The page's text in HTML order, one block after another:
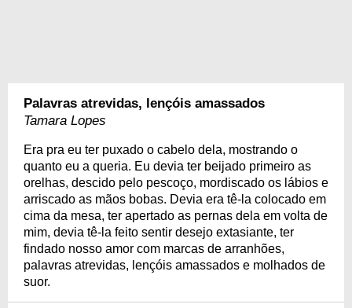
Palavras atrevidas, lençóis amassados
Tamara Lopes
Era pra eu ter puxado o cabelo dela, mostrando o
quanto eu a queria. Eu devia ter beijado primeiro as
orelhas, descido pelo pescoço, mordiscado os lábios e
arriscado as mãos bobas. Devia era tê-la colocado em
cima da mesa, ter apertado as pernas dela em volta de
mim, devia tê-la feito sentir desejo extasiante, ter
findado nosso amor com marcas de arranhões,
palavras atrevidas, lençóis amassados e molhados de
suor.